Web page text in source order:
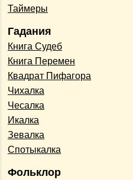
Таймеры
Гадания
Книга Судеб
Книга Перемен
Квадрат Пифагора
Чихалка
Чесалка
Икалка
Зевалка
Спотыкалка
Фольклор